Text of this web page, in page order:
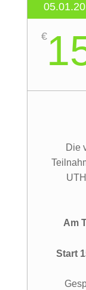
€
Die
Am
Start